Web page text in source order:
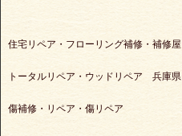
住宅リペア・フローリング補修・補修屋
トータルリペア・ウッドリペア 兵庫県
傷補修・リペア・傷リペア